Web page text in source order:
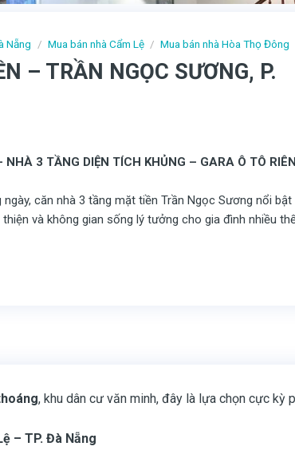
Nẵng / Mua bán nhà Cẩm Lệ / Mua bán nhà Hòa Thọ Đông
– TRẦN NGỌC SƯƠNG, P.
3 TẦNG DIỆN TÍCH KHỦNG – GARA Ô TÔ
căn nhà 3 tầng mặt tiền Trần Ngọc Sương nổi bật
và không gian sống lý tưởng cho gia đình nhiều
, khu dân cư văn minh, đây là lựa chọn cực kỳ
– TP. Đà Nẵng